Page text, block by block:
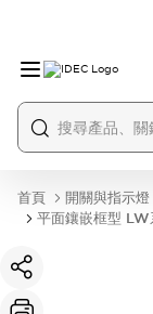
首頁 開關與指示燈
平面鑲嵌框型